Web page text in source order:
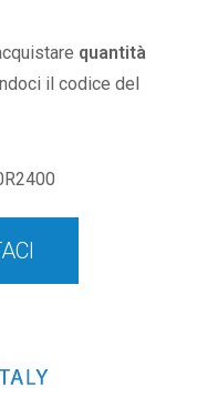
quantità
il codice del